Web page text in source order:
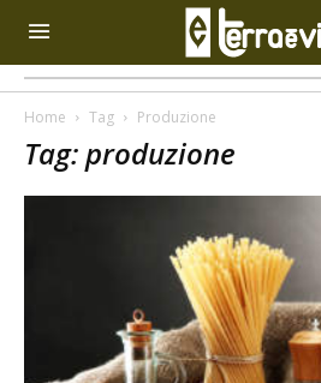
Home Tag Produzione
Tag: produzione